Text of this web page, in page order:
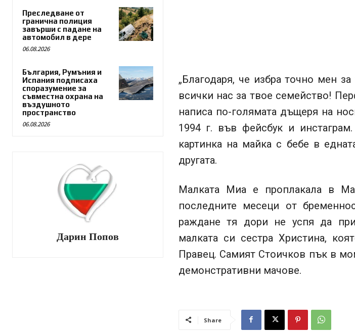
Преследване от
гранична полиция
завърши с падане на
автомобил в дере
06.08.2026
България, Румъния и
Испания подписаха
споразумение за
съвместна охрана на
въздушното
пространство
06.08.2026
Дарин Попов
„Благодаря, че избра точно мен
всички нас за твое семейство!
написа по-голямата дъщеря на
1994 г. във фейсбук и
картинка на майка с бебе в
другата.
Малката Миа е проплакала в
последните месеци от
раждане тя дори не успя да
малката си сестра Христина,
Правец. Самият Стоичков пък в
демонстративни мачове.
Share